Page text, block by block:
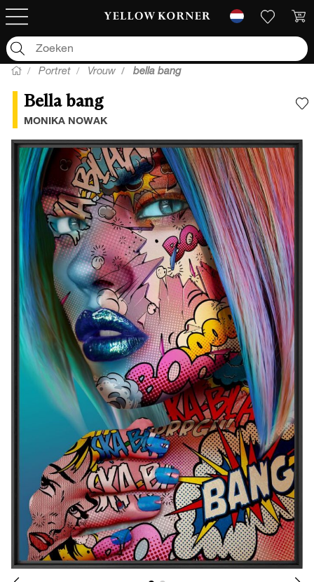
Portret Vrouw bella bang
Bella bang
MONIKA NOWAK